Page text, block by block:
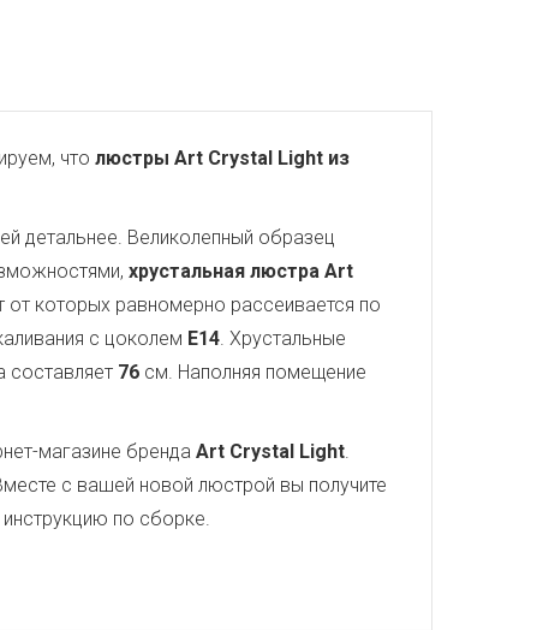
что люстры Art Crystal Light из
детальнее. Великолепный образец
хрустальная люстра Art
от которых равномерно рассеивается по
с цоколем E14. Хрустальные
76 см. Наполняя помещение
магазине бренда Art Crystal Light.
с вашей новой люстрой вы получите
по сборке.